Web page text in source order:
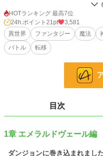
行使して神や魔族に挑んでいく。
小説 25,210 位 / 228,787 件
ファンタジー 3,942 位 / 53,313 件
初回公開日時 2024.02.10 20:39
HOTランキング 最高7位
24h.ポイント 21pt
3,581
異世界
ファンタジー 魔法
バトル
転移
目次
1章 エメラルドヴェール編
ダンジョンに巻き込まれまし